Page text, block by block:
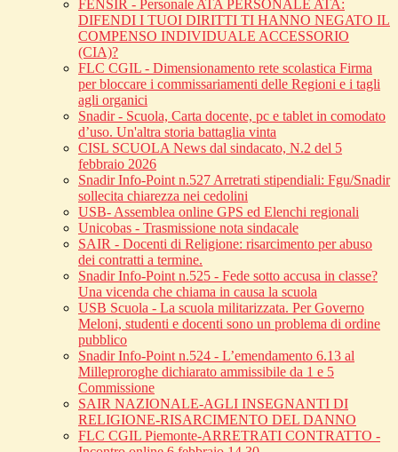
FENSIR - Personale ATA PERSONALE ATA:
DIFENDI I TUOI DIRITTI TI HANNO NEGATO IL
COMPENSO INDIVIDUALE ACCESSORIO
(CIA)?
FLC CGIL - Dimensionamento rete scolastica Firma
per bloccare i commissariamenti delle Regioni e i tagli
agli organici
Snadir - Scuola, Carta docente, pc e tablet in comodato
d’uso. Un'altra storia battaglia vinta
CISL SCUOLA News dal sindacato, N.2 del 5
febbraio 2026
Snadir Info-Point n.527 Arretrati stipendiali: Fgu/Snadir
sollecita chiarezza nei cedolini
USB- Assemblea online GPS ed Elenchi regionali
Unicobas - Trasmissione nota sindacale
SAIR - Docenti di Religione: risarcimento per abuso
dei contratti a termine.
Snadir Info-Point n.525 - Fede sotto accusa in classe?
Una vicenda che chiama in causa la scuola
USB Scuola - La scuola militarizzata. Per Governo
Meloni, studenti e docenti sono un problema di ordine
pubblico
Snadir Info-Point n.524 - L’emendamento 6.13 al
Milleproroghe dichiarato ammissibile da 1 e 5
Commissione
SAIR NAZIONALE-AGLI INSEGNANTI DI
RELIGIONE-RISARCIMENTO DEL DANNO
FLC CGIL Piemonte-ARRETRATI CONTRATTO -